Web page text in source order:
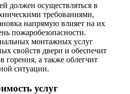
должен осуществляться в
требованиями,
напрямую влияет на их
пожаробезопасности.
монтажных услуг
свойств двери и обеспечит
горения, а также облегчит
ситуации.
услуг